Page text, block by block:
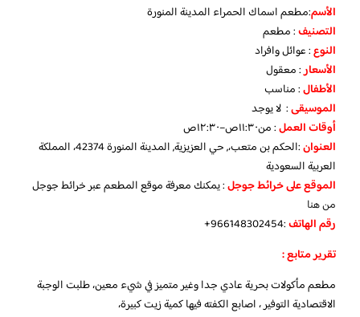
الأسم:مطعم اسماك الحمراء المدينة المنورة
التصنيف: مطعم
النوع: عوائل وافراد
الأسعار: معقول
الأطفال: مناسب
الموسيقى: لا يوجد
أوقات العمل: من١١:٣٠ص–١٢:٣٠ص
العنوان
:الحكم بن متعب،, حي العزيزية, المدينة المنورة 42374، المملكة
العربية السعودية
الموقع على خرائط جوجل: يمكنك معرفة موقع المطعم عبر خرائط جوجل
من هنا
رقم الهاتف:966148302454+
تقرير متابع :
مطعم مأكولات بحرية عادي جدا وغير متميز في شيء معين، طلبت الوجبة
الاقتصادية التوفير ، اصابع الكفته فيها كمية زيت كبيرة،